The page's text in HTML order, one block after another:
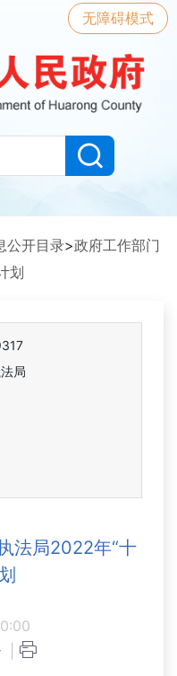
无障碍模式
公开目录>政府工作部门
划
局
法局2022年“十